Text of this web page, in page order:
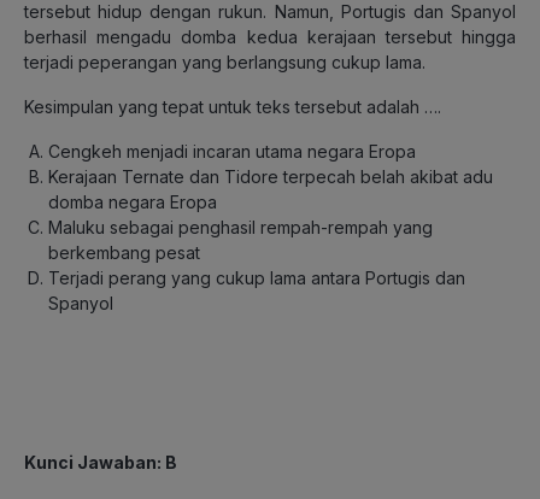
tersebut hidup dengan rukun. Namun, Portugis dan Spanyol
berhasil mengadu domba kedua kerajaan tersebut hingga
terjadi peperangan yang berlangsung cukup lama.
Kesimpulan yang tepat untuk teks tersebut adalah ….
Cengkeh menjadi incaran utama negara Eropa
Kerajaan Ternate dan Tidore terpecah belah akibat adu
domba negara Eropa
Maluku sebagai penghasil rempah-rempah yang
berkembang pesat
Terjadi perang yang cukup lama antara Portugis dan
Spanyol
Kunci Jawaban: B